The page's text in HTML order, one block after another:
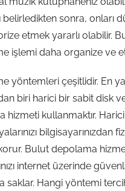
belirledikten sonra, onları
etmek yararlı olabilir.
işlemi daha organize ve
yöntemleri çeşitlidir. En
biri harici bir sabit disk
hizmeti kullanmaktır.
bilgisayarınızdan
Bulut depolama
internet üzerinde
saklar. Hangi yöntemi